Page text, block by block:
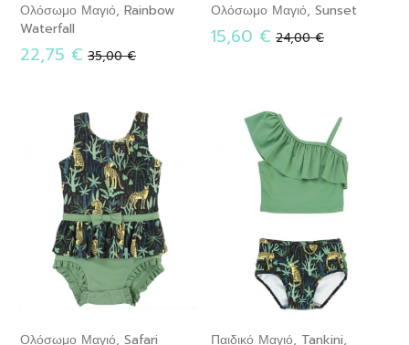
Ολόσωμο Μαγιό, Rainbow
Waterfall
22,75 € Κανονική
35,00 €
Ολόσωμο Μαγιό, Sunset
15,60 € Κανονική
24,00 €
Ολόσωμο Μαγιό, Safari
Παιδικό Μαγιό, Tankini,